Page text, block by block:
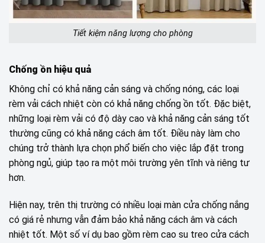
Tiết kiệm năng lượng cho phòng
Chống ồn hiệu quả
Không chỉ có khả năng cản sáng và chống nóng, các loại
rèm vải cách nhiệt còn có khả năng chống ồn tốt. Đặc biệt,
những loại rèm vải có độ dày cao và khả năng cản sáng tốt
thường cũng có khả năng cách âm tốt. Điều này làm cho
chúng trở thành lựa chọn phổ biến cho việc lắp đặt trong
phòng ngủ, giúp tạo ra một môi trường yên tĩnh và riêng tư
hơn.
Hiện nay, trên thị trường có nhiều loại màn cửa chống nắng
có giá rẻ nhưng vẫn đảm bảo khả năng cách âm và cách
nhiệt tốt. Một số ví dụ bao gồm rèm cao su treo cửa cách